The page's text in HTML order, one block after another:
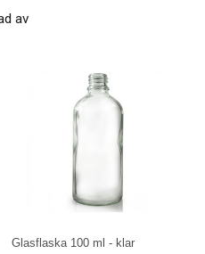
av
Glasflaska 100 ml - klar